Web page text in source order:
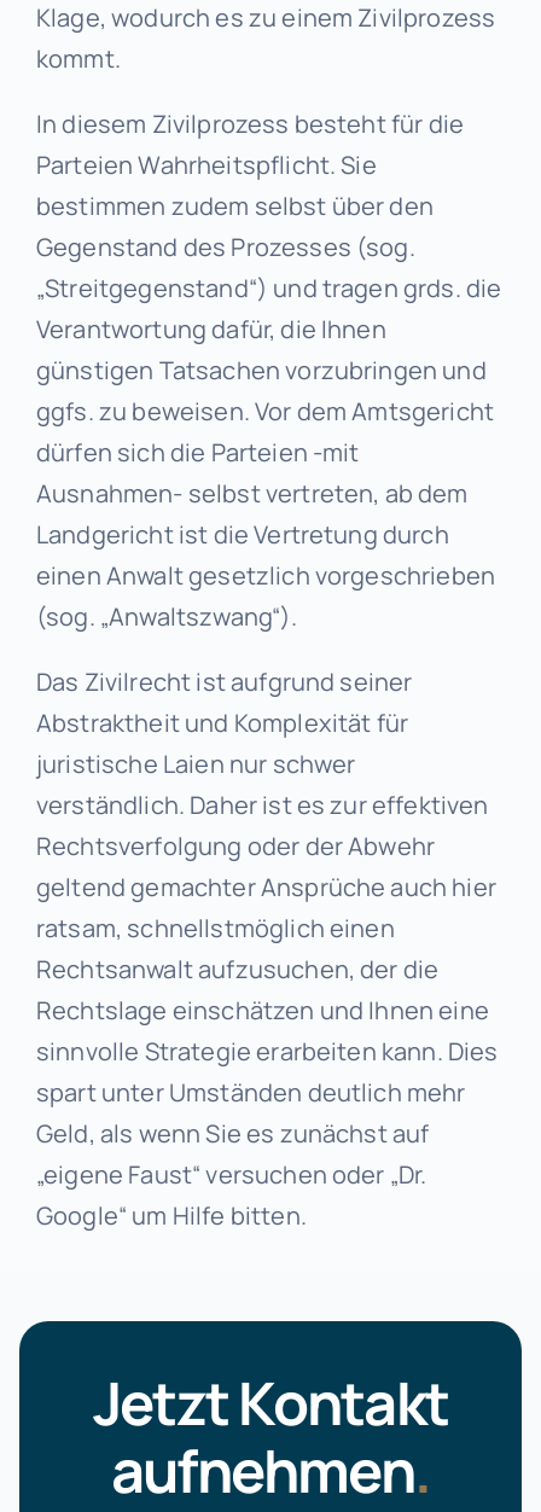
Klage, wodurch es zu einem Zivilprozess
kommt.
In diesem Zivilprozess besteht für die
Parteien Wahrheitspflicht. Sie
bestimmen zudem selbst über den
Gegenstand des Prozesses (sog.
„Streitgegenstand“) und tragen grds. die
Verantwortung dafür, die Ihnen
günstigen Tatsachen vorzubringen und
ggfs. zu beweisen. Vor dem Amtsgericht
dürfen sich die Parteien -mit
Ausnahmen- selbst vertreten, ab dem
Landgericht ist die Vertretung durch
einen Anwalt gesetzlich vorgeschrieben
(sog. „Anwaltszwang“).
Das Zivilrecht ist aufgrund seiner
Abstraktheit und Komplexität für
juristische Laien nur schwer
verständlich. Daher ist es zur effektiven
Rechtsverfolgung oder der Abwehr
geltend gemachter Ansprüche auch hier
ratsam, schnellstmöglich einen
Rechtsanwalt aufzusuchen, der die
Rechtslage einschätzen und Ihnen eine
sinnvolle Strategie erarbeiten kann. Dies
spart unter Umständen deutlich mehr
Geld, als wenn Sie es zunächst auf
„eigene Faust“ versuchen oder „Dr.
Google“ um Hilfe bitten.
Jetzt Kontakt
aufnehmen.